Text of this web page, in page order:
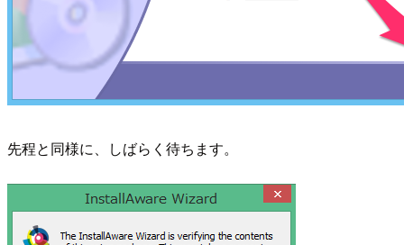
先程と同様に、しばらく待ちます。